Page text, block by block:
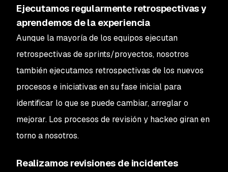
Ejecutamos regularmente retrospectivas y
aprendemos de la experiencia
Aunque la mayoría de los equipos ejecutan
retrospectivas de sprints/proyectos, nosotros
también ejecutamos retrospectivas de los nuevos
procesos e iniciativas en su fase inicial para
identificar lo que se puede cambiar, arreglar o
mejorar. Los procesos de revisión y hackeo giran en
torno a nosotros.
Realizamos revisiones de incidentes